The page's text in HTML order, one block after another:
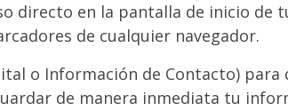
directo en la pantalla de inicio de
de cualquier navegador.
o Información de Contacto) para
de manera inmediata tu